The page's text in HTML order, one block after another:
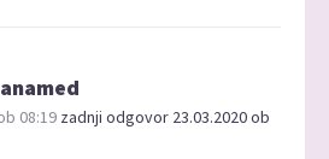
08:19 zadnji odgovor 23.03.2020 ob